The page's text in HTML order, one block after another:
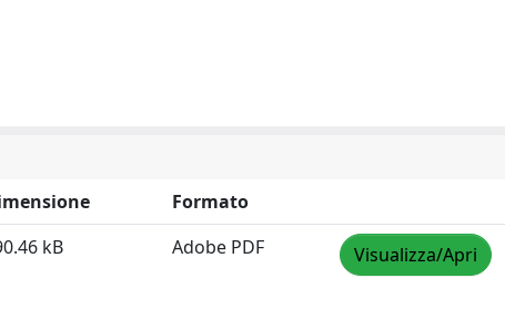
Formato
kB Adobe PDF Visualizza/Apri